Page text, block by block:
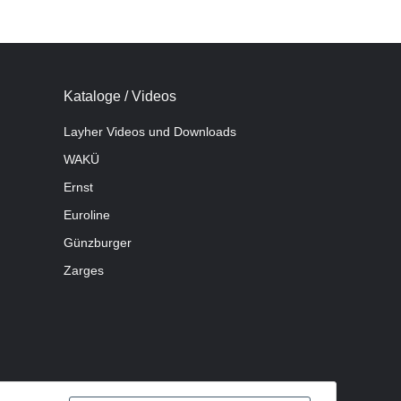
Kataloge / Videos
Layher Videos und Downloads
WAKÜ
Ernst
Euroline
Günzburger
Zarges